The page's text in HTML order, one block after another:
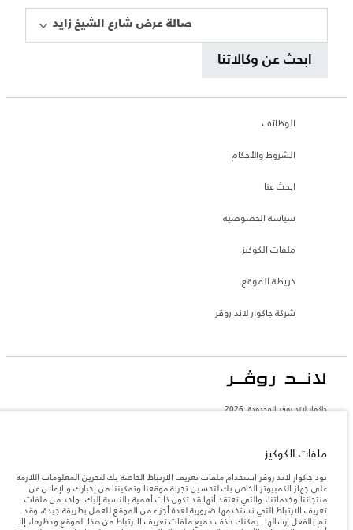
صالة عرض شارع الشيخ زايد
ابحث عن وكالاتنا
الوظائف
الشروط والأحكام
ابحث عنا
سياسة الخصوصية
ملفات الكوكيز
خريطة الموقع
شركة جاكوار لاند روڤر
جاكوار لاند روڨر المحدودة: 2026
تعكس الأوزان المذكورة مواصفات السيارة القياسية. سوف تؤثر الإكسسوارات وغيرها من
العناصر المثبتة بعد نقطة التصنيع في الحمولة. تأكد من عدم تجاوز الوزن الإجمالي للسيارة
والحمولة.
المعلومات والمواصفات والأسعار والألوان المذكورة على هذا الموقع قد تختلف من بلد إلى
آخر، كما أنّها قد تتغير بدون إشعار مسبق. الرجاء التواصل مع وكيلنا المحلي للتأكد من توفّرها
ملفات الكوكيز
تود جاكوار لاند روڤر استخدام ملفات تعريف الارتباط الخاصة بك لتخزين المعلومات اللازمة
على جهاز الكمبيوتر الخاص بك لتحسين تجربة موقعنا وتمكيننا من إخبارك والإعلان عن
منتجاتنا وخدماتنا، والتي نعتقد أنها قد تكون ذات أهمية بالنسبة إليك. واحد من ملفات
تعريف الارتباط التي نستخدمها ضرورية لعدة أجزاء من الموقع للعمل بطريقة جيدة، وقد
تم بالفعل إرسالها. يمكنك حذف جميع ملفات تعريف الارتباط من هذا الموقع وحظرها، إلا